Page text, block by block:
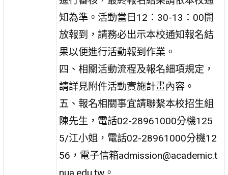
知為準。活動當日12：30-13：00開
放報到，請務必出示本校通知報名結
果以便進行活動報到作業。
四、相關活動流程及報名細項規定，
請詳見附件活動實施計畫內容。
五、報名相關事宜請聯繫本校招生組
陳先生，電話02-28961000分機125
5/江小姐，電話02-28961000分機12
56，電子信箱admission@academic.t